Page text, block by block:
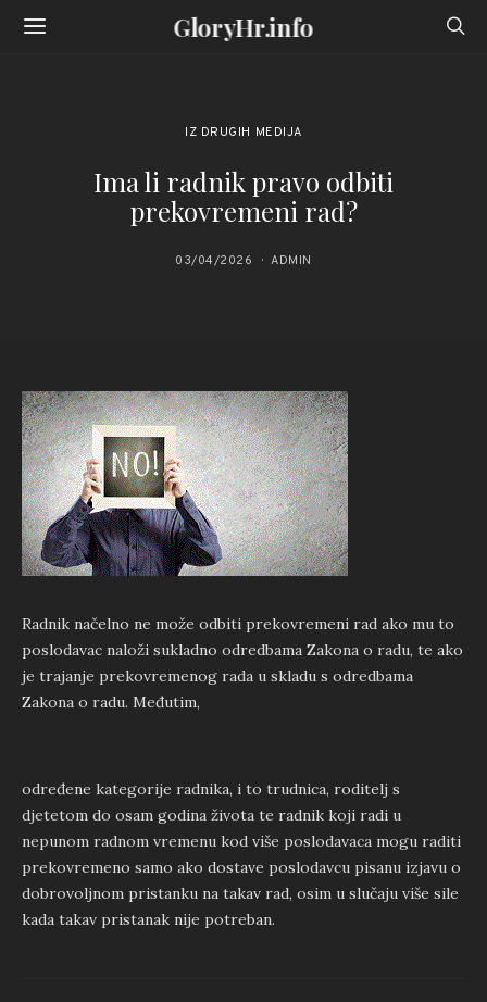
GloryHr.info
IZ DRUGIH MEDIJA
Ima li radnik pravo odbiti
prekovremeni rad?
03/04/2026 ADMIN
Radnik načelno ne može odbiti prekovremeni rad ako mu to
poslodavac naloži sukladno odredbama Zakona o radu, te ako
je trajanje prekovremenog rada u skladu s odredbama
Zakona o radu. Međutim,
određene kategorije radnika, i to trudnica, roditelj s
djetetom do osam godina života te radnik koji radi u
nepunom radnom vremenu kod više poslodavaca mogu raditi
prekovremeno samo ako dostave poslodavcu pisanu izjavu o
dobrovoljnom pristanku na takav rad, osim u slučaju više sile
kada takav pristanak nije potreban.